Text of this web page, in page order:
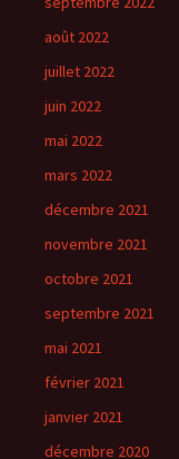
août 2022
juillet 2022
juin 2022
mai 2022
mars 2022
décembre 2021
novembre 2021
octobre 2021
septembre 2021
mai 2021
février 2021
janvier 2021
décembre 2020